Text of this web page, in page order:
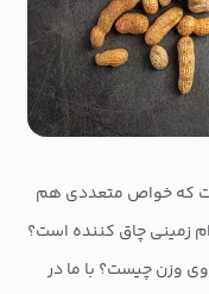
که خواص متعددی هم
زمینی چاق کننده است؟
وزن چیست؟ با ما در